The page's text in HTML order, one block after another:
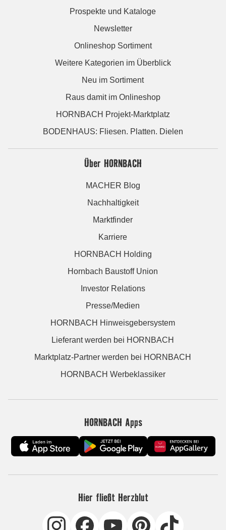
Prospekte und Kataloge
Newsletter
Onlineshop Sortiment
Weitere Kategorien im Überblick
Neu im Sortiment
Raus damit im Onlineshop
HORNBACH Projekt-Marktplatz
BODENHAUS: Fliesen. Platten. Dielen
Über HORNBACH
MACHER Blog
Nachhaltigkeit
Marktfinder
Karriere
HORNBACH Holding
Hornbach Baustoff Union
Investor Relations
Presse/Medien
HORNBACH Hinweisgebersystem
Lieferant werden bei HORNBACH
Marktplatz-Partner werden bei HORNBACH
HORNBACH Werbeklassiker
HORNBACH Apps
Hier fließt Herzblut